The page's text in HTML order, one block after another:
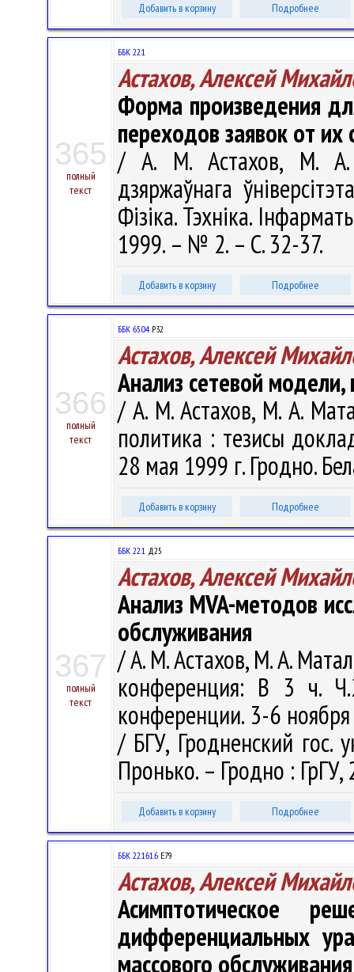
Добавить в корзину Подробнее
365
полный
текст
ББК 22.1
Астахов, Алексей
Форма произведения
переходов заявок от их
/ А. М. Астахов, М. А.
дзяржаўнага
Фізіка. Тэхніка.
1999. – № 2. – С. 32-37.
Добавить в корзину Подробнее
366
полный
текст
ББК 65.04 Р32
Астахов, Алексей
Анализ сетевой
/ А. М. Астахов, М. А.
политика : тезисы
28 мая 1999 г. Гродно.
Добавить в корзину Подробнее
367
полный
текст
ББК 22.1 Д25
Астахов, Алексей
Анализ MVA-методов
обслуживания
/ А. М. Астахов, М. А.
конференция: В 3 ч.
конференции. 3-6
/ БГУ, Гродненский
Пронько. – Гродно :
Добавить в корзину Подробнее
ББК 22.161.6 Е79
Астахов, Алексей
Асимптотическое
дифференциальных
массового обслуживания